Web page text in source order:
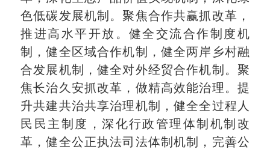
色低碳发展机制。聚焦合作共赢抓改革，
推进高水平开放。健全交流合作制度机
制，健全区域合作机制，健全两岸乡村融
合发展机制，健全对外经贸合作机制。聚
焦长治久安抓改革，做精高效能治理。提
升共建共治共享治理机制，健全全过程人
民民主制度，深化行政管理体制机制改
革，健全公正执法司法体制机制，完善公